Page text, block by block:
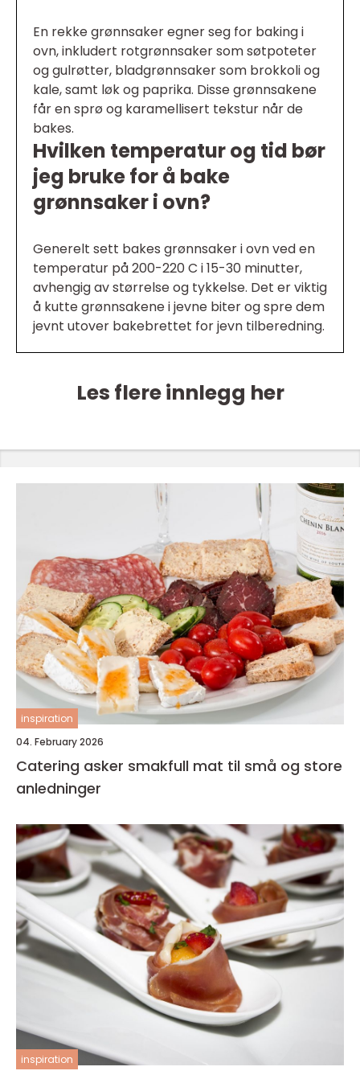
En rekke grønnsaker egner seg for baking i
ovn, inkludert rotgrønnsaker som søtpoteter
og gulrøtter, bladgrønnsaker som brokkoli og
kale, samt løk og paprika. Disse grønnsakene
får en sprø og karamellisert tekstur når de
bakes.
Hvilken temperatur og tid bør
jeg bruke for å bake
grønnsaker i ovn?
Generelt sett bakes grønnsaker i ovn ved en
temperatur på 200-220 C i 15-30 minutter,
avhengig av størrelse og tykkelse. Det er viktig
å kutte grønnsakene i jevne biter og spre dem
jevnt utover bakebrettet for jevn tilberedning.
Les flere innlegg her
inspiration
04. February 2026
Catering asker smakfull mat til små og store
anledninger
inspiration